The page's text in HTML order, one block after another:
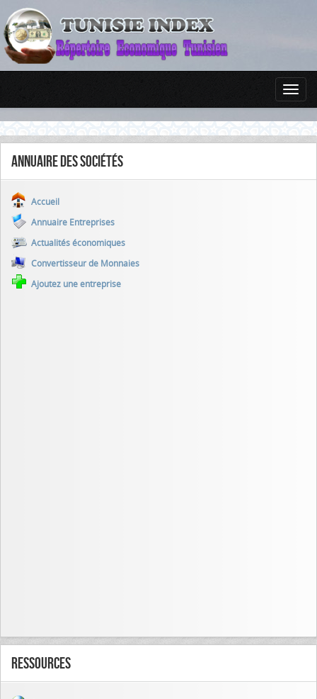
Annuaire des sociétés
Accueil
Annuaire Entreprises
Actualités économiques
Convertisseur de Monnaies
Ajoutez une entreprise
Ressources